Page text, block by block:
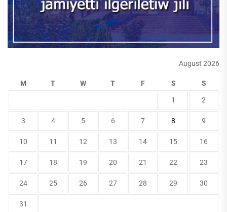
August 2026
M T W T F S S
1 2
3 4 5 6 7 8 9
10 11 12 13 14 15 16
17 18 19 20 21 22 23
24 25 26 27 28 29 30
31